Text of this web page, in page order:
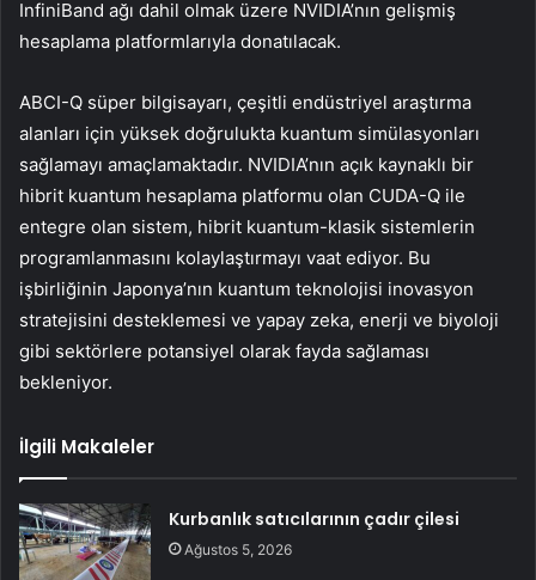
InfiniBand ağı dahil olmak üzere NVIDIA’nın gelişmiş
hesaplama platformlarıyla donatılacak.
ABCI-Q süper bilgisayarı, çeşitli endüstriyel araştırma
alanları için yüksek doğrulukta kuantum simülasyonları
sağlamayı amaçlamaktadır. NVIDIA’nın açık kaynaklı bir
hibrit kuantum hesaplama platformu olan CUDA-Q ile
entegre olan sistem, hibrit kuantum-klasik sistemlerin
programlanmasını kolaylaştırmayı vaat ediyor. Bu
işbirliğinin Japonya’nın kuantum teknolojisi inovasyon
stratejisini desteklemesi ve yapay zeka, enerji ve biyoloji
gibi sektörlere potansiyel olarak fayda sağlaması
bekleniyor.
İlgili Makaleler
Kurbanlık satıcılarının çadır çilesi
Ağustos 5, 2026